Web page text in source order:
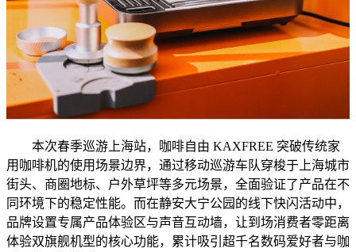
本次春季巡游上海站，咖啡自由 KAXFREE 突破传统家
用咖啡机的使用场景边界，通过移动巡游车队穿梭于上海城市
街头、商圈地标、户外草坪等多元场景，全面验证了产品在不
同环境下的稳定性能。而在静安大宁公园的线下快闪活动中，
品牌设置专属产品体验区与声音互动墙，让到场消费者零距离
体验双旗舰机型的核心功能，累计吸引超千名数码爱好者与咖